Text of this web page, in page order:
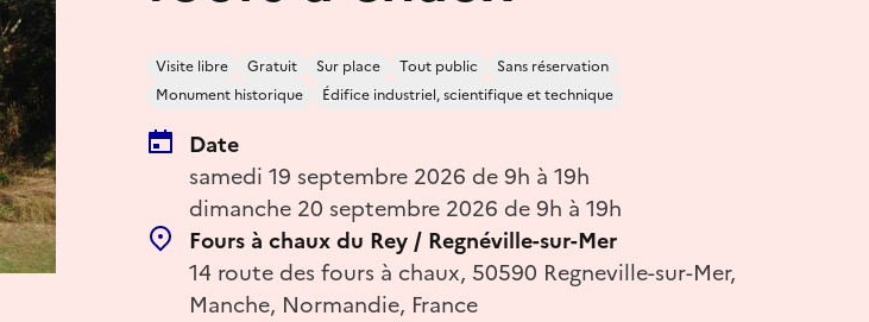
Visite libre Gratuit Sur place Tout public
Sans réservation
Monument historique
Édifice industriel, scientifique et technique
Date
samedi 19 septembre 2026 de 9h à 19h
dimanche 20 septembre 2026 de 9h à 19h
Fours à chaux du Rey / Regnéville-sur-Mer
14 route des fours à chaux, 50590 Regneville-sur-Mer,
Manche, Normandie, France